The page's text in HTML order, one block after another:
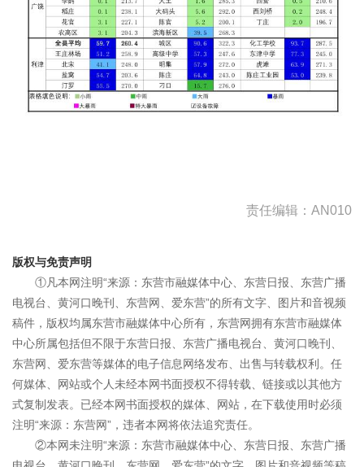
责任编辑：AN010
版权与免责声明
①凡本网注明“来源：东营市融媒体中心、东营日报、东营广播
电视台、黄河口晚刊、东营网、爱东营”的所有文字、图片和音视频
稿件，版权均属东营市融媒体中心所有，东营网拥有东营市融媒体
中心所属包括但不限于东营日报、东营广播电视台、黄河口晚刊、
东营网、爱东营等媒体的电子信息网络发布、出售与转载权利。任
何媒体、网站或个人未经本网书面授权不得转载、链接或以其他方
式复制发表。已经本网书面授权的媒体、网站，在下载使用时必须
注明“来源：东营网”，违者本网将依法追究责任。
②本网未注明“来源：东营市融媒体中心、东营日报、东营广播